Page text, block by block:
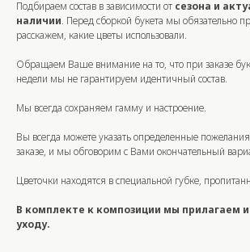
Подбираем состав в зависимости от сезона и
наличии. Перед сборкой букета мы обязательно
расскажем, какие цветы использовали.
Обращаем Ваше внимание на то, что при заказе
недели мы не гарантируем идентичный состав.
Мы всегда сохраняем гамму и настроение.
Вы всегда можете указать определенные
заказе, и мы обговорим с Вами окончательный
Цветочки находятся в специальной губке,
В комплекте к композиции мы прилагаем
уходу.